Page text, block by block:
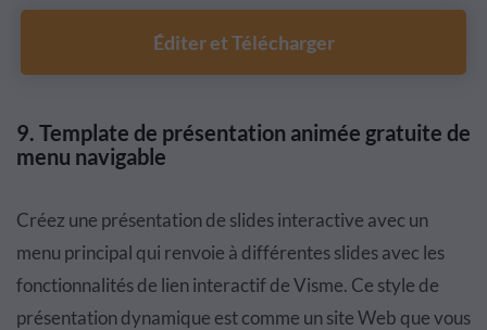
Éditer et Télécharger
9. Template de présentation animée gratuite de
menu navigable
Créez une présentation de slides interactive avec un
menu principal qui renvoie à différentes slides avec les
fonctionnalités de lien interactif de Visme. Ce style de
présentation dynamique est comme un site Web que vous